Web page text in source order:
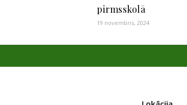
pirmsskolā
19 novembris, 2024